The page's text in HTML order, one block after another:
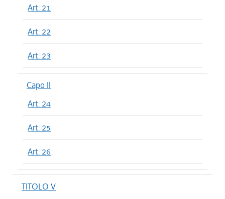
Art. 21
Art. 22
Art. 23
Capo II
Art. 24
Art. 25
Art. 26
TITOLO V